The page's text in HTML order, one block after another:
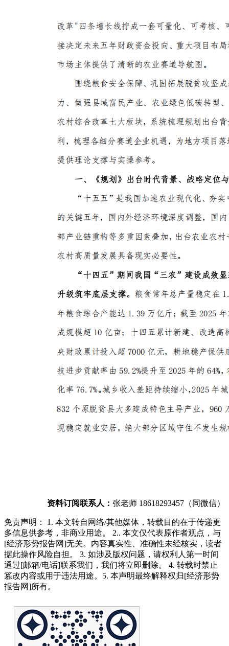
资料订阅联系人： 张老师 18618293457（同微信）
免责声明： 1. 本文转自网络/其他媒体，转载目的在于传递更
多信息供参考，非商业用途。 2.. 本文仅代表原作者观点，与
[经济形势报告网]无关。内容真实性、准确性未经核实，读者
据此操作风险自担。 3. 如涉及版权问题，请权利人第一时间
通过[邮箱/电话]联系我们，我们将立即删除。 4. 转载时禁止
篡改内容或用于违法用途。5. 本声明最终解释权归[经济形势
报告网]所有。